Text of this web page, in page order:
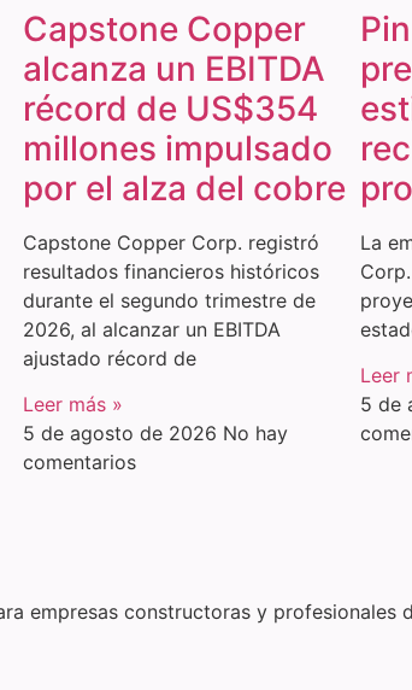
Capstone Copper
alcanza un EBITDA
récord de US$354
millones impulsado
por el alza del cobre
Capstone Copper Corp. registró
resultados financieros históricos
durante el segundo trimestre de
2026, al alcanzar un EBITDA
ajustado récord de
Leer más »
5 de agosto de 2026 No hay
comentarios
La
Leer
5 de
empresas constructoras y profesionales